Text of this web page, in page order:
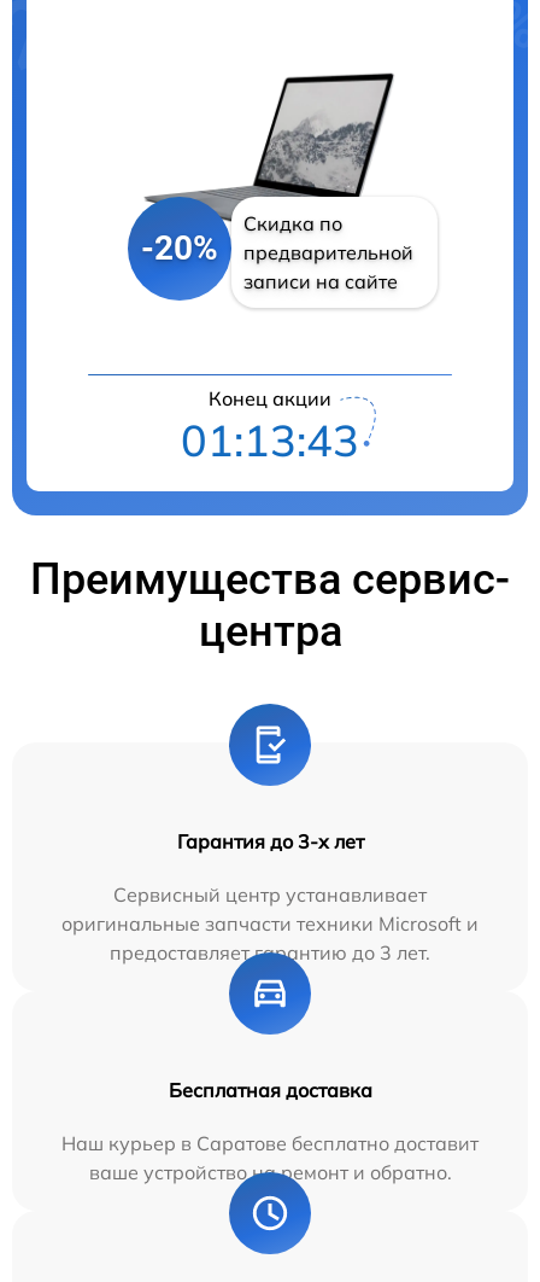
-20%
Скидка по
предварительной
записи на сайте
Конец акции
01:13:42
Преимущества сервис-
центра
Гарантия до 3-х лет
Сервисный центр устанавливает
оригинальные запчасти техники Microsoft и
предоставляет гарантию до 3 лет.
Бесплатная доставка
Наш курьер в Саратове бесплатно доставит
ваше устройство на ремонт и обратно.